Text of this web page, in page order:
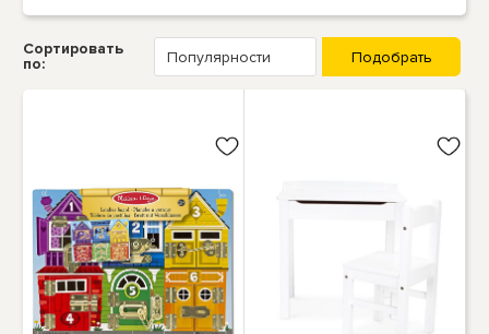
Сортировать
по: